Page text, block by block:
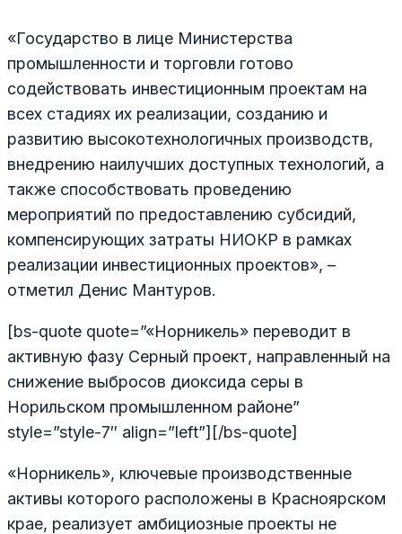
«Государство в лице Министерства
промышленности и торговли готово
содействовать инвестиционным проектам на
всех стадиях их реализации, созданию и
развитию высокотехнологичных производств,
внедрению наилучших доступных технологий, а
также способствовать проведению
мероприятий по предоставлению субсидий,
компенсирующих затраты НИОКР в рамках
реализации инвестиционных проектов», –
отметил Денис Мантуров.
[bs-quote quote=”«Норникель» переводит в
активную фазу Серный проект, направленный на
снижение выбросов диоксида серы в
Норильском промышленном районе”
style=”style-7″ align=”left”][/bs-quote]
«Норникель», ключевые производственные
активы которого расположены в Красноярском
крае, реализует амбициозные проекты не